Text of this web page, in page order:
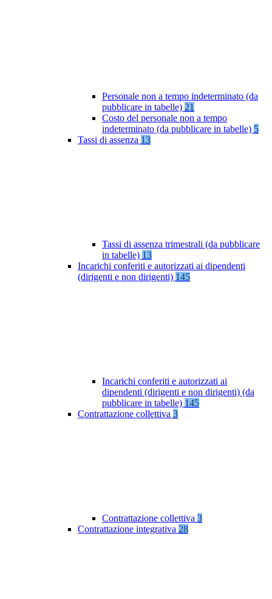
Personale non a tempo indeterminato (da
pubblicare in tabelle) 21
Costo del personale non a tempo
indeterminato (da pubblicare in tabelle) 5
Tassi di assenza 13
Tassi di assenza trimestrali (da pubblicare
in tabelle) 13
Incarichi conferiti e autorizzati ai dipendenti
(dirigenti e non dirigenti) 145
Incarichi conferiti e autorizzati ai
dipendenti (dirigenti e non dirigenti) (da
pubblicare in tabelle) 145
Contrattazione collettiva 3
Contrattazione collettiva 3
Contrattazione integrativa 28